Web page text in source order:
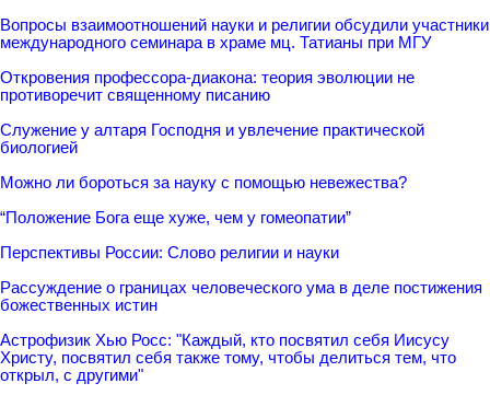
Вопросы взаимоотношений науки и религии обсудили участники
международного семинара в храме мц. Татианы при МГУ
Откровения профессора-диакона: теория эволюции не
противоречит священному писанию
Служение у алтаря Господня и увлечение практической
биологией
Можно ли бороться за науку с помощью невежества?
“Положение Бога еще хуже, чем у гомеопатии”
Перспективы России: Слово религии и науки
Рассуждение о границах человеческого ума в деле постижения
божественных истин
Астрофизик Хью Росс: "Каждый, кто посвятил себя Иисусу
Христу, посвятил себя также тому, чтобы делиться тем, что
открыл, с другими"